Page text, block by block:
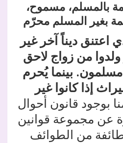
بالمسلم، مسموح،
بغير المسلم محرّم
اعتنق ديناً آخر غير
ولدوا من زواج لاحق
مسلمون. بينما يُحرم
إذا كانوا غير
بوجود قانون أحوال
عن مجموعة قوانين
من الطوائف